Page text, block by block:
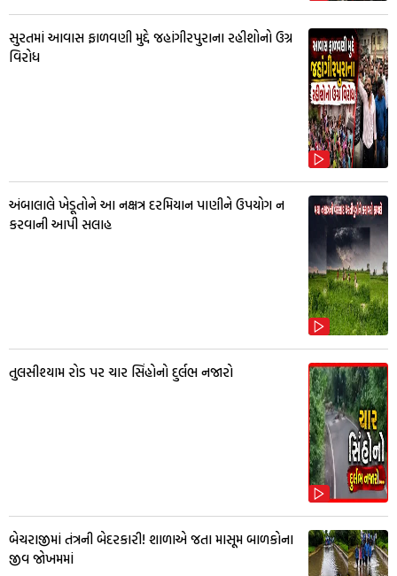
સુરતમાં આવાસ ફાળવણી મુદ્દે જહાંગીરપુરાના રહીશોનો ઉગ્ર
વિરોધ
અંબાલાલે ખેડૂતોને આ નક્ષત્ર દરમિયાન પાણીને ઉપયોગ ન
કરવાની આપી સલાહ
તુલસીશ્યામ રોડ પર ચાર સિંહોનો દુર્લભ નજારો
બેચરાજીમાં તંત્રની બેદરકારી! શાળાએ જતા માસૂમ બાળકોના
જીવ જોખમમાં